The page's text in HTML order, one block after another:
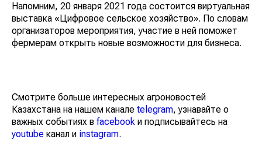
Напомним, 20 января 2021 года состоится виртуальная
выставка «Цифровое сельское хозяйство». По словам
организаторов мероприятия, участие в ней поможет
фермерам открыть новые возможности для бизнеса.
Смотрите больше интересных агроновостей
Казахстана на нашем канале telegram, узнавайте о
важных событиях в facebook и подписывайтесь на
youtube канал и instagram.